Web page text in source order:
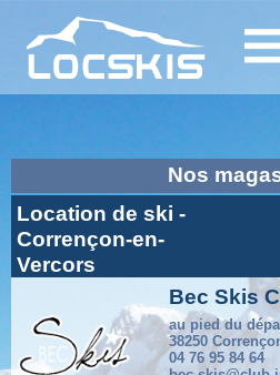
Nos
Location de ski -
Corrençon-en-
Vercors
Bec Skis
au pied du
38250
04 76 95 84 64